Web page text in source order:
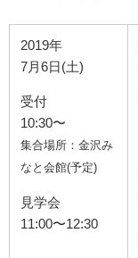
2019年
7月6日(土)
受付
10:30〜
集合場所：金沢み
なと会館(予定)
見学会
11:00〜12:30